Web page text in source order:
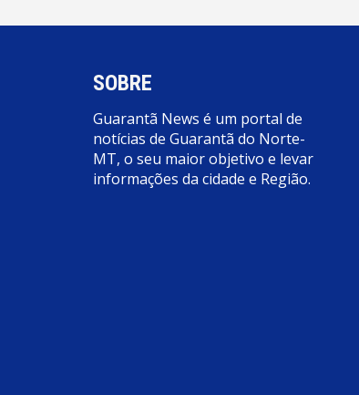
SOBRE
Guarantã News é um portal de
notícias de Guarantã do Norte-
MT, o seu maior objetivo e levar
informações da cidade e Região.